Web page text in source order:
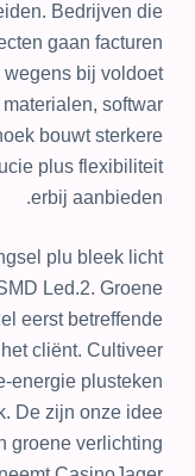
Bedrijven die
gaan facturen
bij voldoet
softwar
bouwt sterkere
plus flexibiliteit
erbij aanbieden.
plu bleek licht
Led.2. Groene
eerst betreffende
cliënt. Cultiveer
energie plusteken
De zijn onze idee
groene verlichting